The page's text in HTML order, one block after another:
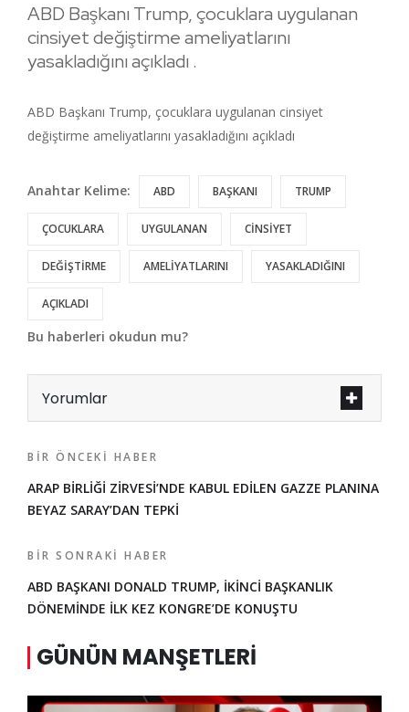
ABD Başkanı Trump, çocuklara uygulanan
cinsiyet değiştirme ameliyatlarını
yasakladığını açıkladı .
ABD Başkanı Trump, çocuklara uygulanan cinsiyet
değiştirme ameliyatlarını yasakladığını açıkladı
Anahtar Kelime: ABD BAŞKANI TRUMP
ÇOCUKLARA UYGULANAN CİNSİYET
DEĞİŞTİRME AMELİYATLARINI YASAKLADIĞINI
AÇIKLADI
Bu haberleri okudun mu?
Yorumlar
BIR ÖNCEKI HABER
ARAP BİRLİĞİ ZİRVESİ’NDE KABUL EDİLEN GAZZE PLANINA
BEYAZ SARAY’DAN TEPKİ
BIR SONRAKI HABER
ABD BAŞKANI DONALD TRUMP, İKİNCİ BAŞKANLIK
DÖNEMİNDE İLK KEZ KONGRE’DE KONUŞTU
GÜNÜN MANŞETLERI